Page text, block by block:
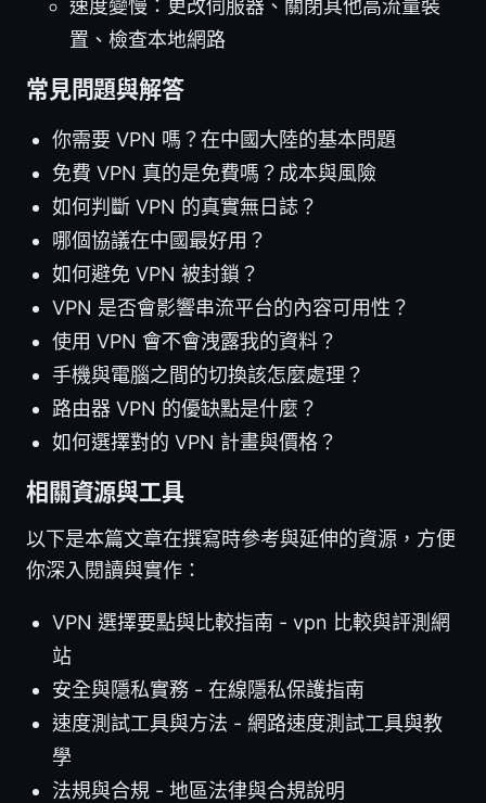
速度變慢：更改伺服器、關閉其他高流量裝
置、檢查本地網路
常見問題與解答
你需要 VPN 嗎？在中國大陸的基本問題
免費 VPN 真的是免費嗎？成本與風險
如何判斷 VPN 的真實無日誌？
哪個協議在中國最好用？
如何避免 VPN 被封鎖？
VPN 是否會影響串流平台的內容可用性？
使用 VPN 會不會洩露我的資料？
手機與電腦之間的切換該怎麼處理？
路由器 VPN 的優缺點是什麼？
如何選擇對的 VPN 計畫與價格？
相關資源與工具
以下是本篇文章在撰寫時參考與延伸的資源，方便
你深入閱讀與實作：
VPN 選擇要點與比較指南 - vpn 比較與評測網
站
安全與隱私實務 - 在線隱私保護指南
速度測試工具與方法 - 網路速度測試工具與教
學
法規與合規 - 地區法律與合規說明